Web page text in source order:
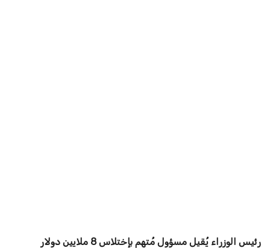
رئيس الوزراء يُقيل مسؤول مُتهم بإختلاس 8 ملايين دولار